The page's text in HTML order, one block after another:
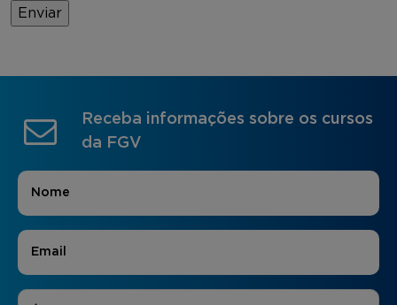
Receba informações sobre os cursos
da FGV
Nome
E-mail
Áreas de Interesse